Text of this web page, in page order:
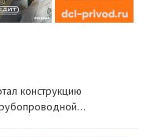
конструкцию